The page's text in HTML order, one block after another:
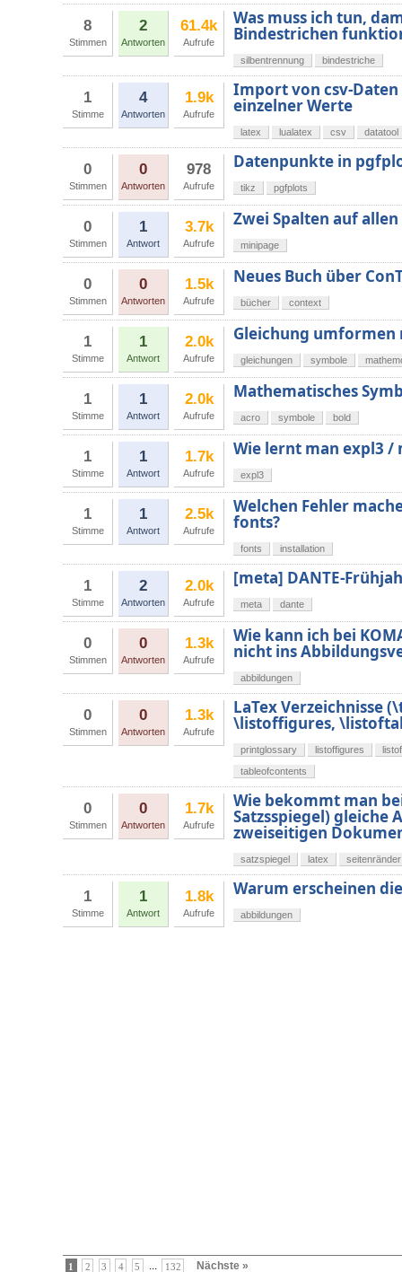
8
Stimmen
2
Antworten
61.4k
Aufrufe
Was muss ich tun,
Bindestrichen
silbentrennung bindestriche
1
Stimme
4
Antworten
1.9k
Aufrufe
Import von csv-
einzelner Werte
latex lualatex csv datatool
0
Stimmen
0
Antworten
978
Aufrufe
Datenpunkte in
tikz pgfplots
0
Stimmen
1
Antwort
3.7k
Aufrufe
Zwei Spalten auf allen
minipage
0
Stimmen
0
Antworten
1.5k
Aufrufe
Neues Buch über
bücher context
1
Stimme
1
Antwort
2.0k
Aufrufe
Gleichung umformen
gleichungen symbole
1
Stimme
1
Antwort
2.0k
Aufrufe
Mathematisches
acro symbole bold
1
Stimme
1
Antwort
1.7k
Aufrufe
Wie lernt man expl3 /
expl3
1
Stimme
1
Antwort
2.5k
Aufrufe
Welchen Fehler
fonts?
fonts installation
1
Stimme
2
Antworten
2.0k
Aufrufe
[meta] DANTE-
meta dante
0
Stimmen
0
Antworten
1.3k
Aufrufe
Wie kann ich bei
nicht ins
abbildungen
0
Stimmen
0
Antworten
1.3k
Aufrufe
LaTex Verzeichnisse
\listoffigures,
printglossary listoffigures
tableofcontents
0
Stimmen
0
Antworten
1.7k
Aufrufe
Wie bekommt man
Satzsspiegel) gleiche
zweiseitigen
satzspiegel latex seitenränder
1
Stimme
1
Antwort
1.8k
Aufrufe
Warum erscheinen
abbildungen
1 2 3 4 5 ... 132 Nächste »